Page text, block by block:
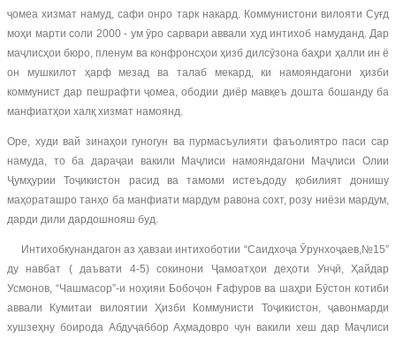
ҷомеа хизмат намуд, сафи онро тарк накард. Коммунистони вилояти Суғд
моҳи марти соли 2000 - ум ӯро сарвари аввали худ интихоб намуданд. Дар
маҷлисҳои бюро, пленум ва конфронсҳои ҳизб дилсӯзона баҳри ҳалли ин ё
он мушкилот ҳарф мезад ва талаб мекард, ки намояндагони ҳизби
коммунист дар пешрафти ҷомеа, ободии диёр мавқеъ дошта бошанду ба
манфиатҳои халқ хизмат намоянд.
Оре, худи вай зинаҳои гуногун ва пурмасъулияти фаъолиятро паси сар
намуда, то ба дараҷаи вакили Маҷлиси намояндагони Маҷлиси Олии
Ҷумҳурии Тоҷикистон расид ва тамоми истеъдоду қобилият донишу
маҳораташро танҳо ба манфиати мардум равона сохт, розу ниёзи мардум,
дарди дили дардошнояш буд.
Интихобкунандагон аз ҳавзаи интихоботии “Саидхоҷа Ӯрунхоҷаев,№15”
ду навбат ( даъвати 4-5) сокинони Ҷамоатҳои деҳоти Унҷӣ, Ҳайдар
Усмонов, “Чашмасор”-и ноҳияи Бобоҷон Ғафуров ва шаҳри Бӯстон котиби
аввали Кумитаи вилоятии Ҳизби Коммунисти Тоҷикистон, ҷавонмарди
хушзеҳну боирода Абдуҷаббор Аҳмадовро чун вакили хеш дар Маҷлиси